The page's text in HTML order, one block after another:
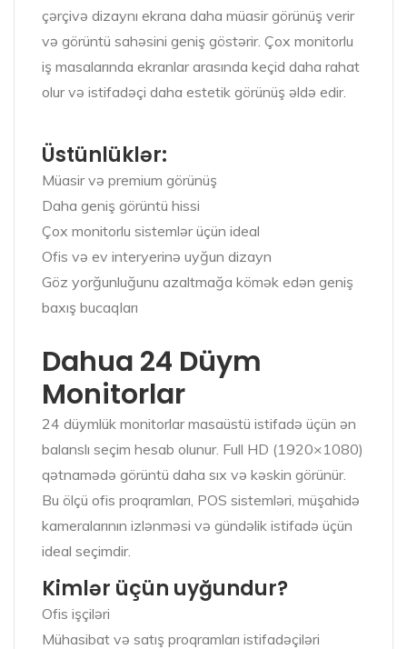
çərçivə dizaynı ekrana daha müasir görünüş verir
və görüntü sahəsini geniş göstərir. Çox monitorlu
iş masalarında ekranlar arasında keçid daha rahat
olur və istifadəçi daha estetik görünüş əldə edir.
Üstünlüklər:
Müasir və premium görünüş
Daha geniş görüntü hissi
Çox monitorlu sistemlər üçün ideal
Ofis və ev interyerinə uyğun dizayn
Göz yorğunluğunu azaltmağa kömək edən geniş
baxış bucaqları
Dahua 24 Düym
Monitorlar
24 düymlük monitorlar masaüstü istifadə üçün ən
balanslı seçim hesab olunur. Full HD (1920×1080)
qətnamədə görüntü daha sıx və kəskin görünür.
Bu ölçü ofis proqramları, POS sistemləri, müşahidə
kameralarının izlənməsi və gündəlik istifadə üçün
ideal seçimdir.
Kimlər üçün uyğundur?
Ofis işçiləri
Mühasibat və satış proqramları istifadəçiləri